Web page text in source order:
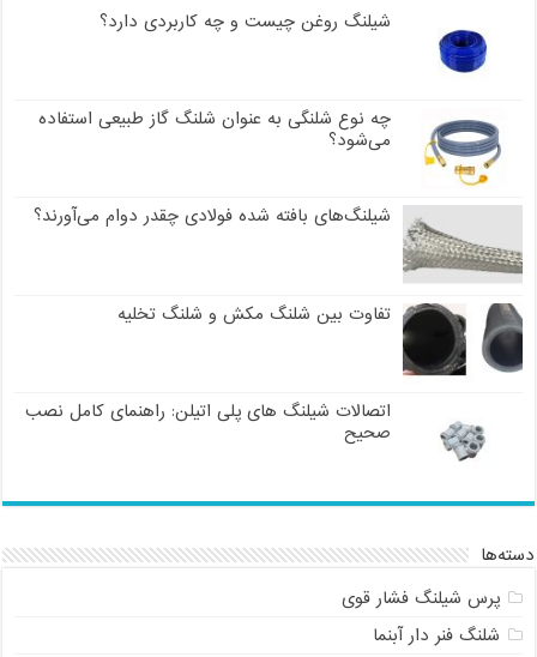
شیلنگ روغن چیست و چه کاربردی دارد؟
چه نوع شلنگی به عنوان شلنگ گاز طبیعی استفاده
می‌شود؟
شیلنگ‌های بافته شده فولادی چقدر دوام می‌آورند؟
تفاوت بین شلنگ مکش و شلنگ تخلیه
اتصالات شیلنگ های پلی اتیلن: راهنمای کامل نصب
صحیح
دسته‌ها
پرس شیلنگ فشار قوی
شلنگ فنر دار آبنما